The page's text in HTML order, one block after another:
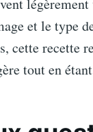
et le type
cette recette
tout en